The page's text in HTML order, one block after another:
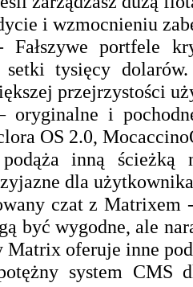
i wzmocnieniu
Fałszywe portfele
tysięcy
przejrzystości
oryginalne i
OS 2.0,
inną ścieżką
dla
czat z
być wygodne, ale
oferuje inne
system CMS